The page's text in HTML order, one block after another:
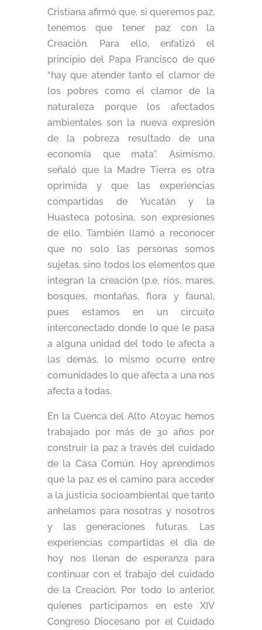
Cristiana afirmó que, si queremos paz,
tenemos que tener paz con la
Creación. Para ello, enfatizó el
principio del Papa Francisco de que
“hay que atender tanto el clamor de
los pobres como el clamor de la
naturaleza porque los afectados
ambientales son la nueva expresión
de la pobreza resultado de una
economía que mata”. Asimismo,
señaló que la Madre Tierra es otra
oprimida y que las experiencias
compartidas de Yucatán y la
Huasteca potosina, son expresiones
de ello. También llamó a reconocer
que no solo las personas somos
sujetas, sino todos los elementos que
integran la creación (p.e. ríos, mares,
bosques, montañas, flora y fauna),
pues estamos en un circuito
interconectado donde lo que le pasa
a alguna unidad del todo le afecta a
las demás, lo mismo ocurre entre
comunidades lo que afecta a una nos
afecta a todas.
En la Cuenca del Alto Atoyac hemos
trabajado por más de 30 años por
construir la paz a través del cuidado
de la Casa Común. Hoy aprendimos
que la paz es el camino para acceder
a la justicia socioambiental que tanto
anhelamos para nosotras y nosotros
y las generaciones futuras. Las
experiencias compartidas el día de
hoy nos llenan de esperanza para
continuar con el trabajo del cuidado
de la Creación. Por todo lo anterior,
quienes participamos en este XIV
Congreso Diocesano por el Cuidado